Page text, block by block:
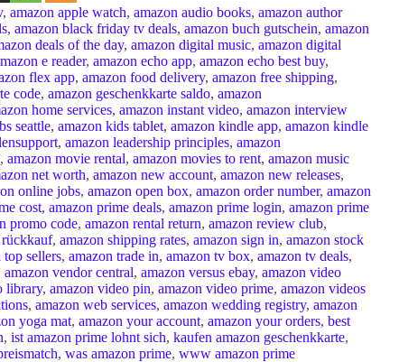
, amazon apple watch, amazon audio books, amazon author
, amazon black friday tv deals, amazon buch gutschein, amazon
deals of the day, amazon digital music, amazon digital
e reader, amazon echo app, amazon echo best buy,
flex app, amazon food delivery, amazon free shipping,
code, amazon geschenkkarte saldo, amazon
home services, amazon instant video, amazon interview
seattle, amazon kids tablet, amazon kindle app, amazon kindle
, amazon leadership principles, amazon
, amazon movie rental, amazon movies to rent, amazon music
net worth, amazon new account, amazon new releases,
online jobs, amazon open box, amazon order number, amazon
cost, amazon prime deals, amazon prime login, amazon prime
promo code, amazon rental return, amazon review club,
rückkauf, amazon shipping rates, amazon sign in, amazon stock
top sellers, amazon trade in, amazon tv box, amazon tv deals,
amazon vendor central, amazon versus ebay, amazon video
library, amazon video pin, amazon video prime, amazon videos
, amazon web services, amazon wedding registry, amazon
yoga mat, amazon your account, amazon your orders, best
, ist amazon prime lohnt sich, kaufen amazon geschenkkarte,
, was amazon prime, www amazon prime